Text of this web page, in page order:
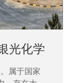
光化学
属于国家